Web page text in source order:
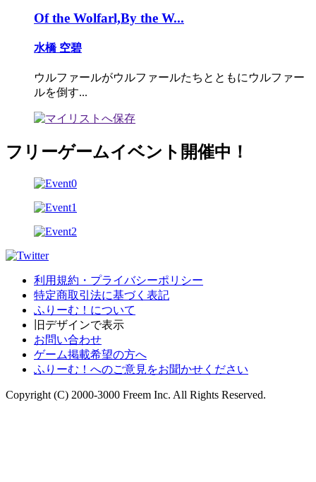
Of the Wolfarl,By the W...
水橋 空碧
ウルファールがウルファールたちとともにウルファー
ルを倒す...
フリーゲームイベント開催中！
利用規約・プライバシーポリシー
特定商取引法に基づく表記
ふりーむ！について
旧デザインで表示
お問い合わせ
ゲーム掲載希望の方へ
ふりーむ！へのご意見をお聞かせください
Copyright (C) 2000-3000 Freem Inc. All Rights Reserved.